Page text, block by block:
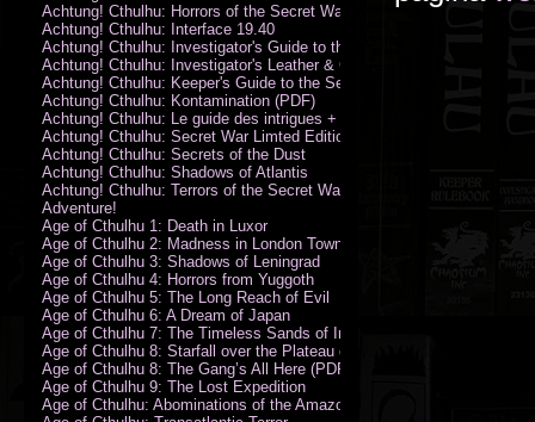
Achtung! Cthulhu: Horrors of the Secret War
Achtung! Cthulhu: Interface 19.40
Achtung! Cthulhu: Investigator's Guide to the Secret War
Achtung! Cthulhu: Investigator's Leather & Canvas Bag
Achtung! Cthulhu: Keeper's Guide to the Secret War
Achtung! Cthulhu: Kontamination (PDF)
Achtung! Cthulhu: Le guide des intrigues + ecran
Achtung! Cthulhu: Secret War Limted Edition Book
Achtung! Cthulhu: Secrets of the Dust
Achtung! Cthulhu: Shadows of Atlantis
Achtung! Cthulhu: Terrors of the Secret War
Adventure!
Age of Cthulhu 1: Death in Luxor
Age of Cthulhu 2: Madness in London Town
Age of Cthulhu 3: Shadows of Leningrad
Age of Cthulhu 4: Horrors from Yuggoth
Age of Cthulhu 5: The Long Reach of Evil
Age of Cthulhu 6: A Dream of Japan
Age of Cthulhu 7: The Timeless Sands of India
Age of Cthulhu 8: Starfall over the Plateau of Leng
Age of Cthulhu 8: The Gang’s All Here (PDF)
Age of Cthulhu 9: The Lost Expedition
Age of Cthulhu: Abominations of the Amazon